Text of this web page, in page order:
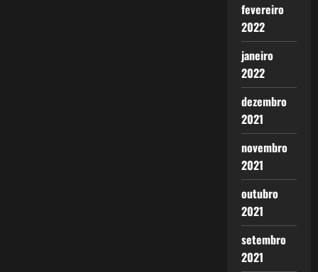
fevereiro
2022
janeiro
2022
dezembro
2021
novembro
2021
outubro
2021
setembro
2021